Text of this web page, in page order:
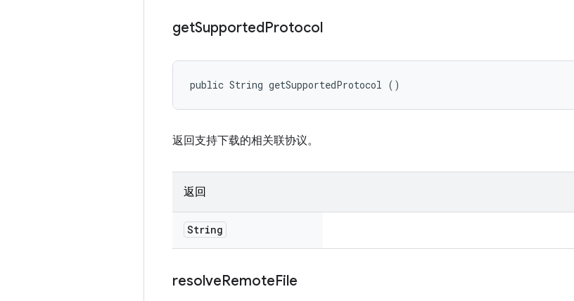
getSupportedProtocol
public String getSupportedProtocol ()
返回支持下载的相关联协议。
返回
String
resolveRemoteFile